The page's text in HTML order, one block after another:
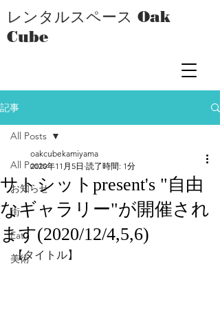
レンタルスペース Oak
Cube
記事
All Posts
お知らせ
街
Eat
美術
All Posts
サトシットpresent's "自由
なギャラリー"が開催され
ます(2020/12/4,5,6)
oakcubekamiyama
2020年11月5日 読了時間: 1分
【タイトル】